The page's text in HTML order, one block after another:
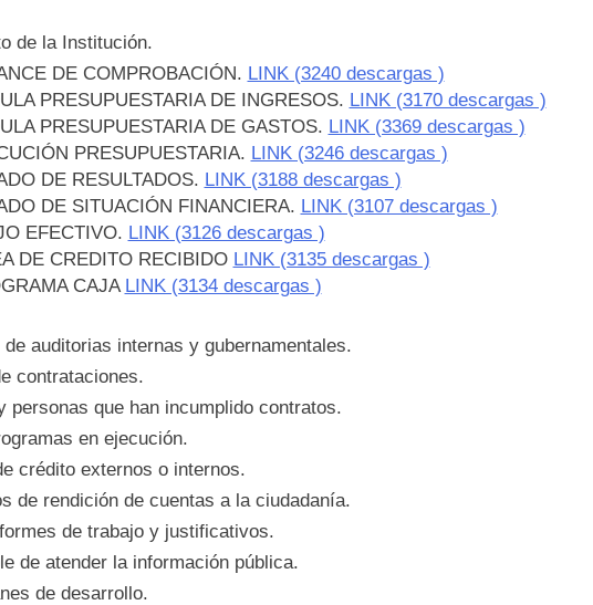
de la Institución.
DE COMPROBACIÓN. LINK (3240 descargas )
PRESUPUESTARIA DE INGRESOS. LINK (3170 descargas )
PRESUPUESTARIA DE GASTOS. LINK (3369 descargas )
PRESUPUESTARIA. LINK (3246 descargas )
DE RESULTADOS. LINK (3188 descargas )
DE SITUACIÓN FINANCIERA. LINK (3107 descargas )
EFECTIVO. LINK (3126 descargas )
DE CREDITO RECIBIDO LINK (3135 descargas )
CAJA LINK (3134 descargas )
de auditorias internas y gubernamentales.
contrataciones.
personas que han incumplido contratos.
en ejecución.
crédito externos o internos.
de rendición de cuentas a la ciudadanía.
de trabajo y justificativos.
de atender la información pública.
de desarrollo.